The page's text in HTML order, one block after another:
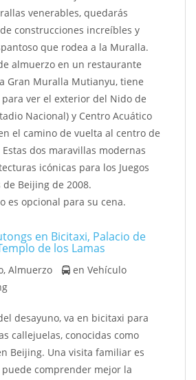
venerables, quedarás
construcciones increíbles y
que rodea a la Muralla.
almuerzo en un restaurante
Gran Muralla Mutianyu, tiene
ver el exterior del Nido de
Nacional) y Centro Acuático
el camino de vuelta al centro de
dos maravillas modernas
icónicas para los Juegos
Beijing de 2008.
es opcional para su cena.
en Bicitaxi, Palacio de
de los Lamas
Almuerzo
en Vehículo
desayuno, va en bicitaxi para
callejuelas, conocidas como
Beijing. Una visita familiar es
comprender mejor la